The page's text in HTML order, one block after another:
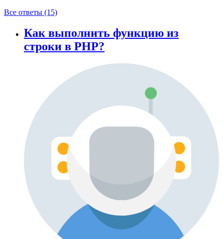
Все ответы (15)
Как выполнить функцию из
строки в PHP?